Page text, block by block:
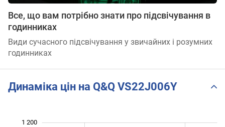
Все, що вам потрібно знати про підсвічування в
годинниках
Види сучасного підсвічування у звичайних і розумних
годинниках
Динаміка цін на Q&Q VS22J006Y
1 200